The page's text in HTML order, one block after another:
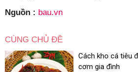
Nguồn : bau.vn
CÙNG CHỦ ĐỀ
Cách kho cá tiêu
cơm gia đình